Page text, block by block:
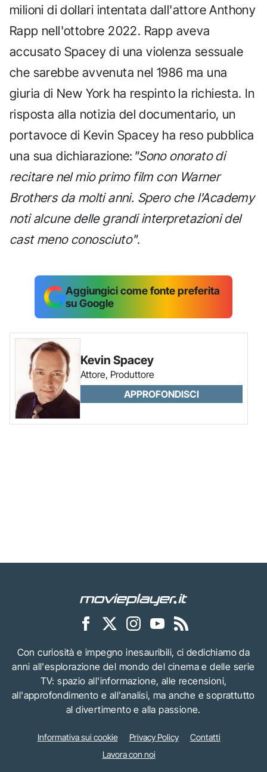
milioni di dollari intentata dall'attore Anthony
Rapp nell'ottobre 2022. Rapp aveva
accusato Spacey di una violenza sessuale
che sarebbe avvenuta nel 1986 ma una
giuria di New York ha respinto la richiesta. In
risposta alla notizia del documentario, un
portavoce di Kevin Spacey ha reso pubblica
una sua dichiarazione: "Sono onorato di
recitare nel mio primo film con Warner
Brothers da molti anni. Spero che l'Academy
noti alcune delle grandi interpretazioni del
cast meno conosciuto".
Aggiungici come fonte preferita
su Google
Kevin Spacey
Attore, Produttore
APPROFONDISCI
Con curiosità e impegno inesauribili, ci dedichiamo da
anni all'esplorazione del mondo del cinema e delle serie
TV: spazio all'informazione, alle recensioni,
all'approfondimento e all'analisi, ma anche e soprattutto
al divertimento e alla passione.
Informativa sui cookie Privacy Policy
Contatti
Lavora con noi